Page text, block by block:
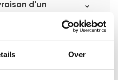
Over
d'un
quand le
une commande ?
pompe à chaleur